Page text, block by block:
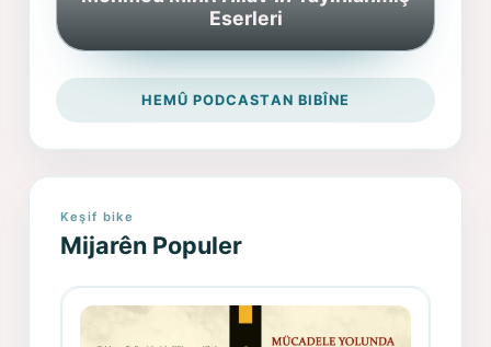
Eserleri
HEMÛ PODCASTAN BIBÎNE
Keşif bike
Mijarên Populer